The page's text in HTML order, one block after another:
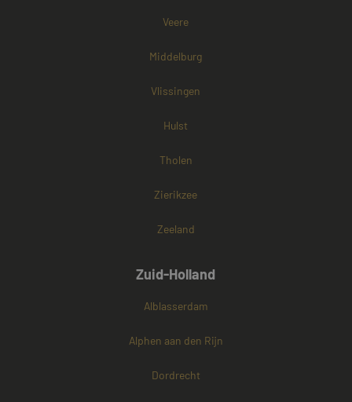
Veere
Middelburg
Vlissingen
Hulst
Tholen
Zierikzee
Zeeland
Zuid-Holland
Alblasserdam
Alphen aan den Rijn
Dordrecht